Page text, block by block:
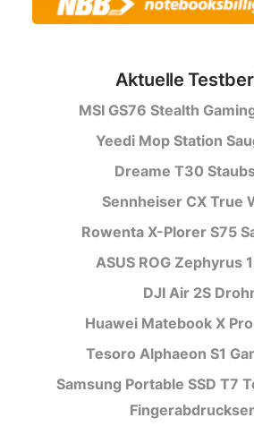
Aktuelle
MSI GS76 Stealth
Yeedi Mop Station
Dreame T30
Sennheiser CX True
Rowenta X-Plorer S75
ASUS ROG Zephyrus
DJI Air 2S
Huawei Matebook X
Tesoro Alphaeon S1
Samsung Portable SSD T7